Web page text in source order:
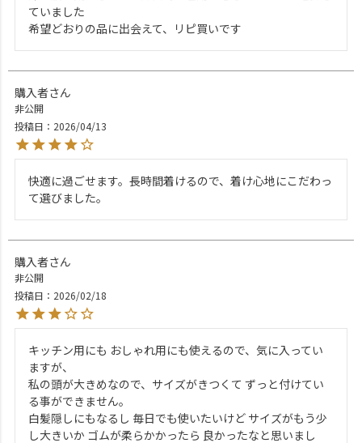
ていました
希望どおりの品に出会えて、リピ買いです
購入者
非公開
投稿日
2026/04/13
快適に過ごせます。長時間着けるので、着け心地にこだわっ
て選びました。
購入者
非公開
投稿日
2026/02/18
キッチン用にも おしゃれ用にも使えるので、気に入ってい
ますが、
私の頭が大きめなので、サイズがきつくて ずっと付けてい
る事ができません。
白髪隠しにもなるし 毎日でも使いたいけど サイズがもう少
し大きいか ゴムが柔らかかったら 良かったなと思いまし